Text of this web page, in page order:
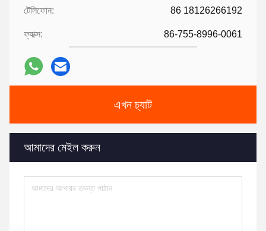
টেলিফোন: 86 18126266192
ফ্যাক্স: 86-755-8996-0061
এখন চ্যাট
আমাদের মেইল ​​করুন